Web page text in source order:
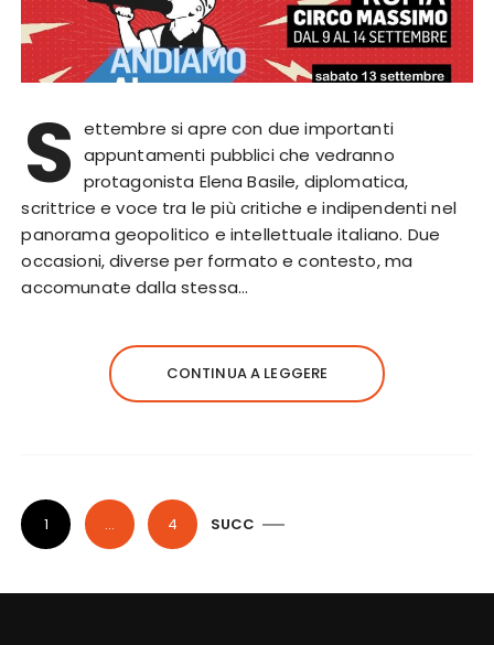
S ettembre si apre con due importanti
appuntamenti pubblici che vedranno
protagonista Elena Basile, diplomatica,
scrittrice e voce tra le più critiche e indipendenti nel
panorama geopolitico e intellettuale italiano. Due
occasioni, diverse per formato e contesto, ma
accomunate dalla stessa…
CONTINUA A LEGGERE
P
a
1 … 4 SUCC